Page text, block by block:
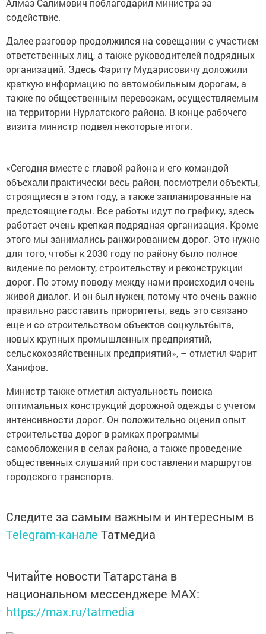
Алмаз Салимович поблагодарил министра за
содействие.
Далее разговор продолжился на совещании с участием
ответственных лиц, а также руководителей подрядных
организаций. Здесь Фариту Мударисовичу доложили
краткую информацию по автомобильным дорогам, а
также по общественным перевозкам, осуществляемым
на территории Нурлатского района. В конце рабочего
визита министр подвел некоторые итоги.
«Сегодня вместе с главой района и его командой
объехали практически весь район, посмотрели объекты,
строящиеся в этом году, а также запланированные на
предстоящие годы. Все работы идут по графику, здесь
работает очень крепкая подрядная организация. Кроме
этого мы занимались ранжированием дорог. Это нужно
для того, чтобы к 2030 году по району было полное
видение по ремонту, строительству и реконструкции
дорог. По этому поводу между нами происходил очень
живой диалог. И он был нужен, потому что очень важно
правильно расставить приоритеты, ведь это связано
еще и со строительством объектов соцкультбыта,
новых крупных промышленных предприятий,
сельскохозяйственных предприятий», – отметил Фарит
Ханифов.
Министр также отметил актуальность поиска
оптимальных конструкций дорожной одежды с учетом
интенсивности дорог. Он положительно оценил опыт
строительства дорог в рамках программы
самообложения в селах района, а также проведение
общественных слушаний при составлении маршрутов
городского транспорта.
Следите за самым важным и интересным в
Telegram-канале Татмедиа
Читайте новости Татарстана в
национальном мессенджере MАХ:
https://max.ru/tatmedia